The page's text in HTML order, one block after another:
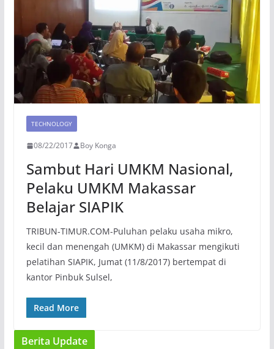
TECHNOLOGY
08/22/2017 Boy Konga
Sambut Hari UMKM Nasional,
Pelaku UMKM Makassar
Belajar SIAPIK
TRIBUN-TIMUR.COM-Puluhan pelaku usaha mikro,
kecil dan menengah (UMKM) di Makassar mengikuti
pelatihan SIAPIK, Jumat (11/8/2017) bertempat di
kantor Pinbuk Sulsel,
Read More
Berita Update